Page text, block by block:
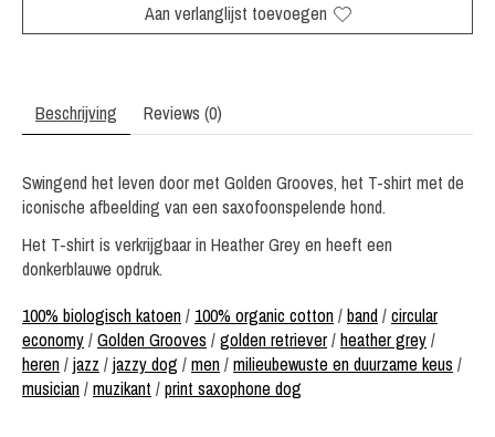
Aan verlanglijst toevoegen
Beschrijving Reviews (0)
Swingend het leven door met Golden Grooves, het T-shirt met de
iconische afbeelding van een saxofoonspelende hond.
Het T-shirt is verkrijgbaar in Heather Grey en heeft een
donkerblauwe opdruk.
100% biologisch katoen/ 100% organic cotton/band/circular
economy/Golden Grooves /golden retriever/heather grey/
heren/jazz /jazzy dog /men/milieubewuste en duurzame keus /
musician/muzikant /print saxophone dog